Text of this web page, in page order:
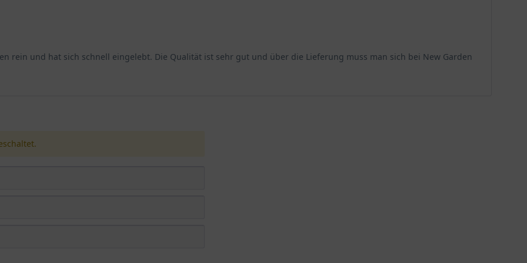
für das Gedeihen der Lilientraube 'Silvery Sunproof'. Sie stellt moderate Ansprüche, die bei Beachtung zu üppigem
findet sich in vielen Gärten, insbesondere dort, wo andere Pflanzen aufgrund von Lichtmangel oder feuchten
verträgt auch Wurzeldruck von Bäumen und Sträuchern gut, solange der Boden nicht zu trocken wird. Ihre
sie zu einer zuverlässigen Begleiterin in schwierigeren Gartenbereichen.
nährstoffreich und frisch bis feucht sein. Staunässe ist unbedingt zu vermeiden, da sie zu Wurzelfäule
werden. Der pH-Wert spielt eine untergeordnete Rolle; die Pflanze gedeiht sowohl auf leicht sauren als auch
rein und hat sich schnell eingelebt. Die Qualität ist sehr gut und über die Lieferung muss man sich bei New Garden